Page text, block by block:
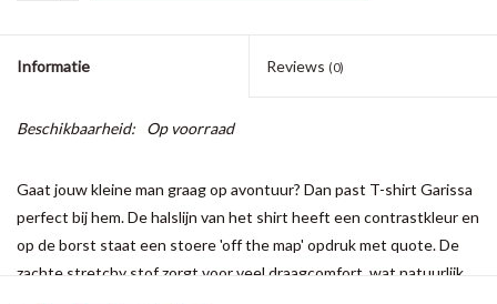
Informatie Reviews (0)
Beschikbaarheid: Op voorraad
Gaat jouw kleine man graag op avontuur? Dan past T-shirt Garissa
perfect bij hem. De halslijn van het shirt heeft een contrastkleur en
op de borst staat een stoere 'off the map' opdruk met quote. De
zachte stretchy stof zorgt voor veel draagcomfort, wat natuurlijk